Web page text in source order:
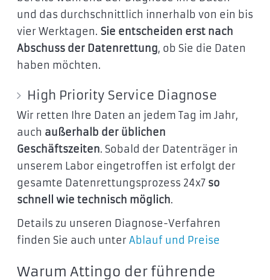
und das durchschnittlich innerhalb von ein bis
vier Werktagen. Sie entscheiden erst nach
Abschuss der Datenrettung, ob Sie die Daten
haben möchten.
High Priority Service Diagnose
Wir retten Ihre Daten an jedem Tag im Jahr,
auch außerhalb der üblichen
Geschäftszeiten. Sobald der Datenträger in
unserem Labor eingetroffen ist erfolgt der
gesamte Datenrettungsprozess 24x7 so
schnell wie technisch möglich.
Details zu unseren Diagnose-Verfahren
finden Sie auch unter Ablauf und Preise
Warum Attingo der führende